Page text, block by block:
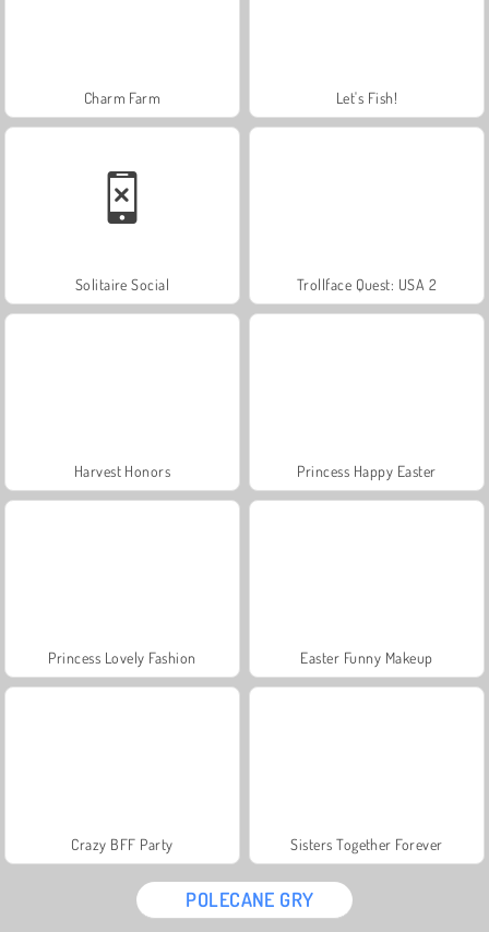
Charm Farm Let's Fish!
Solitaire Social Trollface Quest: USA 2
Harvest Honors Princess Happy Easter
Princess Lovely Fashion Easter Funny Makeup
Crazy BFF Party Sisters Together Forever
POLECANE GRY